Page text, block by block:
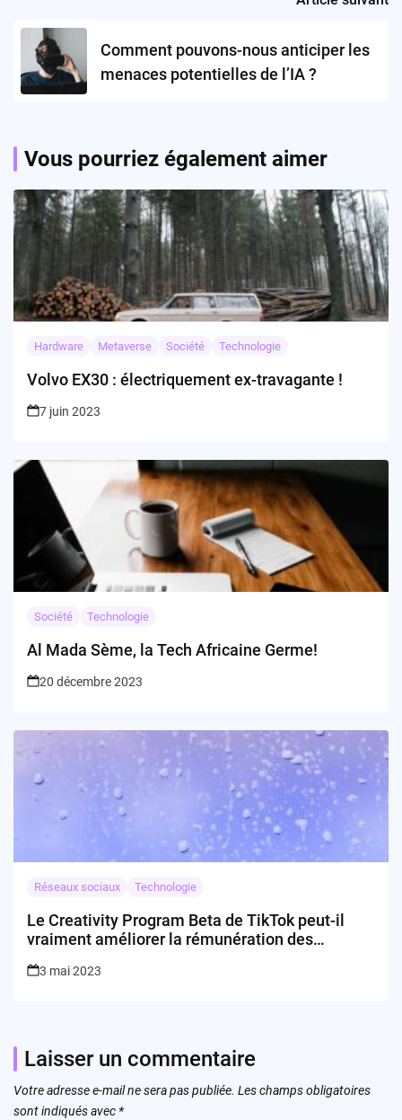
Comment pouvons-nous anticiper les
menaces potentielles de l’IA ?
Vous pourriez également aimer
Hardware Metaverse Société Technologie
Volvo EX30 : électriquement ex-travagante !
7 juin 2023
Société Technologie
Al Mada Sème, la Tech Africaine Germe!
20 décembre 2023
Réseaux sociaux Technologie
Le Creativity Program Beta de TikTok peut-il
vraiment améliorer la rémunération des
3 mai 2023
Laisser un commentaire
Votre adresse e-mail ne sera pas publiée. Les champs obligatoires
sont indiqués avec *